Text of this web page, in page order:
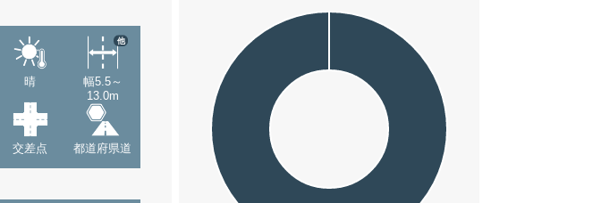
晴
幅5.5～
13.0m
他
交差点 都道府県道